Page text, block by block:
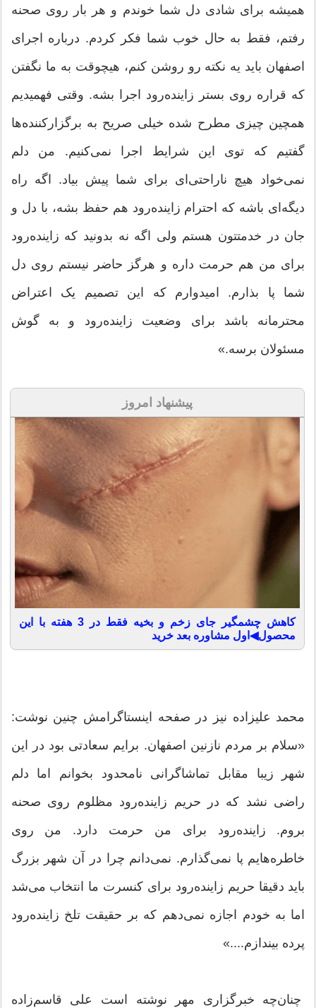
همیشه برای شادی دل شما خوندم و هر بار روی صحنه
رفتم، فقط به حال خوب شما فکر کردم. درباره اجرای
اصفهان باید یه نکته رو روشن کنم، هیچوقت به ما نگفتن
که قراره روی بستر زاینده‌رود اجرا بشه. وقتی فهمیدیم
همچین چیزی مطرح شده خیلی صریح به برگزارکننده‌ها
گفتیم که توی این شرایط اجرا نمی‌کنیم. من دلم
نمی‌خواد هیچ ناراحتی‌ای برای شما پیش بیاد. اگه راه
دیگه‌ای باشه که احترام زاینده‌رود هم حفظ بشه، با دل و
جان در خدمتتون هستم ولی اگه نه بدونید که زاینده‌رود
برای من هم حرمت داره و هرگز حاضر نیستم روی دل
شما پا بذارم. امیدوارم که این تصمیم یک اعتراض
محترمانه باشد برای وضعیت زاینده‌رود و به گوش
مسئولان برسه.»
پیشنهاد امروز
کاهش چشمگیر جای زخم و بخیه فقط در 3 هفته با این
محصول◀اول مشاوره بعد خرید
محمد علیزاده نیز در صفحه اینستاگرامش چنین نوشت:
«سلام بر مردم نازنین اصفهان. برایم سعادتی بود در این
شهر زیبا مقابل تماشاگرانی نامحدود بخوانم اما دلم
راضی نشد که در حریم زاینده‌رود مظلوم روی صحنه
بروم. زاینده‌رود برای من حرمت دارد. من روی
خاطره‌هایم پا نمی‌گذارم. نمی‌دانم چرا در آن شهر بزرگ
باید دقیقا حریم زاینده‌رود برای کنسرت ما انتخاب می‌شد
اما به خودم اجازه نمی‌دهم که بر حقیقت تلخ زاینده‌رود
پرده بیندازم....»
چنان‌چه خبرگزاری مهر نوشته است علی قاسم‌زاده